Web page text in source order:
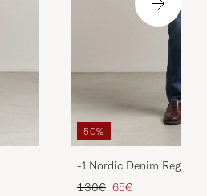
50%
-1 Nordic Denim Regular
Prix ordinaire
130€ Prix réduit
65€